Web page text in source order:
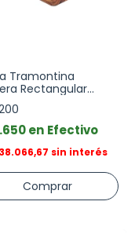
Tramontina
Rectangular
cm
Efectivo
sin interés